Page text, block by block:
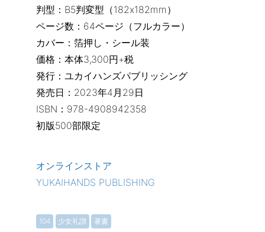
判型：B5判変型（182x182mm）
ページ数：64ページ（フルカラー）
カバー：箔押し・シール装
価格：本体3,300円+税
発行：ユカイハンズパブリッシング
発売日：2023年4月29日
ISBN：978-4908942358
初版500部限定
オンラインストア
YUKAIHANDS PUBLISHING
104 少女礼讃 著書